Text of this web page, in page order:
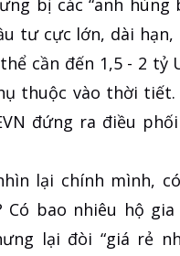
bị các “anh hùng
tư cực lớn, dài
cần đến 1,5 - 2
thuộc vào thời
đứng ra điều
lại chính mình,
Có bao nhiêu hộ
lại đòi “giá rẻ